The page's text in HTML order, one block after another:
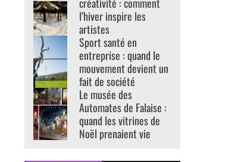
l’hiver inspire les
artistes
Sport santé en
entreprise : quand le
mouvement devient un
fait de société
Le musée des
Automates de Falaise :
quand les vitrines de
Noël prenaient vie